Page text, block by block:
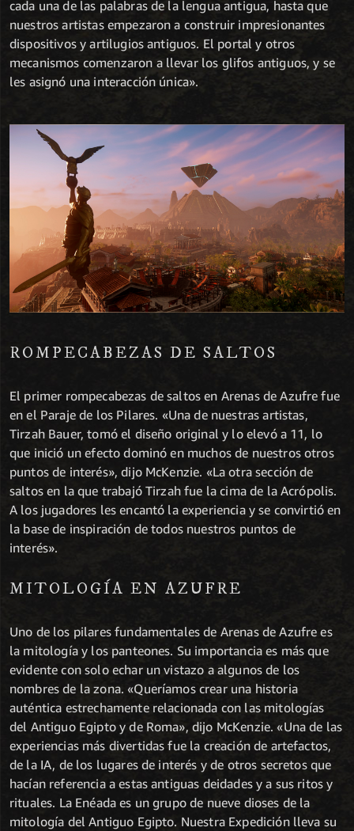
cada una de las palabras de la lengua antigua, hasta que
nuestros artistas empezaron a construir impresionantes
dispositivos y artilugios antiguos. El portal y otros
mecanismos comenzaron a llevar los glifos antiguos, y se
les asignó una interacción única».
ROMPECABEZAS DE SALTOS
El primer rompecabezas de saltos en Arenas de Azufre fue
en el Paraje de los Pilares. «Una de nuestras artistas,
Tirzah Bauer, tomó el diseño original y lo elevó a 11, lo
que inició un efecto dominó en muchos de nuestros otros
puntos de interés», dijo McKenzie. «La otra sección de
saltos en la que trabajó Tirzah fue la cima de la Acrópolis.
A los jugadores les encantó la experiencia y se convirtió en
la base de inspiración de todos nuestros puntos de
interés».
MITOLOGÍA EN AZUFRE
Uno de los pilares fundamentales de Arenas de Azufre es
la mitología y los panteones. Su importancia es más que
evidente con solo echar un vistazo a algunos de los
nombres de la zona. «Queríamos crear una historia
auténtica estrechamente relacionada con las mitologías
del Antiguo Egipto y de Roma», dijo McKenzie. «Una de las
experiencias más divertidas fue la creación de artefactos,
de la IA, de los lugares de interés y de otros secretos que
hacían referencia a estas antiguas deidades y a sus ritos y
rituales. La Enéada es un grupo de nueve dioses de la
mitología del Antiguo Egipto. Nuestra Expedición lleva su